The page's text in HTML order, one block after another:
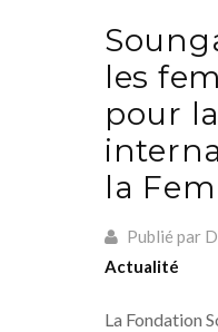
les
pour
la
Publié par
Actualité
La Fondation